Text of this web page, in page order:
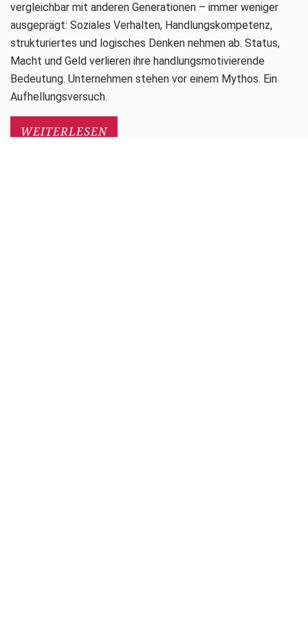
vergleichbar mit anderen Generationen – immer weniger
ausgeprägt: Soziales Verhalten, Handlungskompetenz,
strukturiertes und logisches Denken nehmen ab. Status,
Macht und Geld verlieren ihre handlungsmotivierende
Bedeutung. Unternehmen stehen vor einem Mythos. Ein
Aufhellungsversuch.
WEITERLESEN